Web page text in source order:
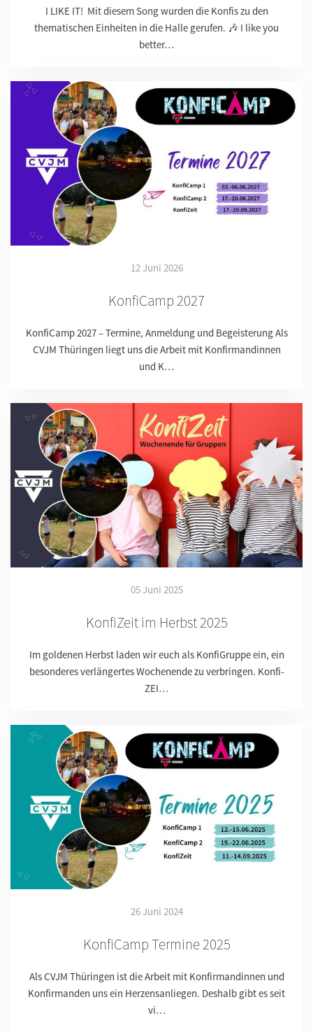
I LIKE IT! Mit diesem Song wurden die Konfis zu den
thematischen Einheiten in die Halle gerufen. 🎶 I like you
better…
12 Juni 2026
KonfiCamp 2027
KonfiCamp 2027 – Termine, Anmeldung und Begeisterung Als
CVJM Thüringen liegt uns die Arbeit mit Konfirmandinnen
und K…
05 Juni 2025
KonfiZeit im Herbst 2025
Im goldenen Herbst laden wir euch als KonfiGruppe ein, ein
besonderes verlängertes Wochenende zu verbringen. Konfi-
ZEI…
26 Juni 2024
KonfiCamp Termine 2025
Als CVJM Thüringen ist die Arbeit mit Konfirmandinnen und
Konfirmanden uns ein Herzensanliegen. Deshalb gibt es seit
vi…